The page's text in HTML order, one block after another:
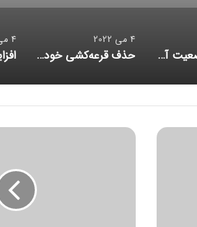
پیش‌بینی وضعیت آب و هوا تا روز پنجشنبه / کدام مناطق بارانی است؟
4 می 2022
حذف قرعه‌کشی خودرو قطعی است/ قرعه‌کشی شاهین حذف شد
4 می 2022
ق